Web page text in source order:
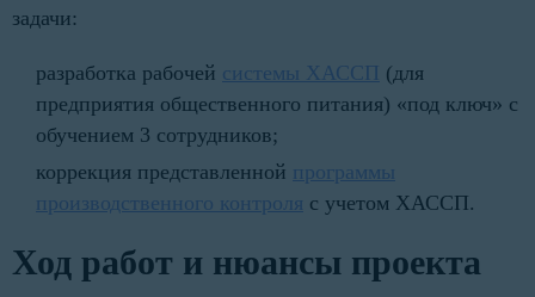
задачи:
разработка рабочей системы ХАССП (для
предприятия общественного питания) «под ключ» с
обучением 3 сотрудников;
коррекция представленной программы
производственного контроля с учетом ХАССП.
Ход работ и нюансы проекта